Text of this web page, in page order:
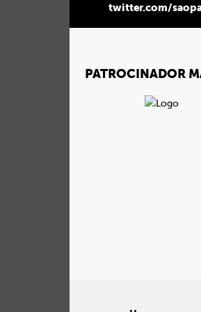
twitter.com/
PATROCINADOR